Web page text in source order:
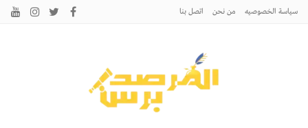
سياسة الخصوصيه من نحن اتصل بنا